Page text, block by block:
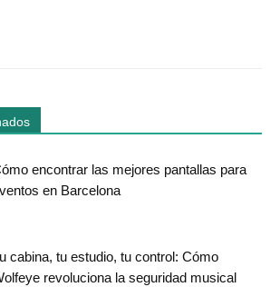
encontrar las mejores pantallas para
en Barcelona
cabina, tu estudio, tu control: Cómo
revoluciona la seguridad musical